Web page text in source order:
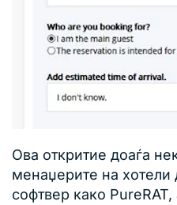
Ова откритие доаѓа
менаџерите на хотели
софтвер како